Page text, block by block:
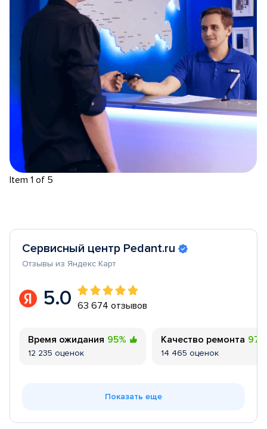
Item 1 of 5
Сервисный центр Pedant.ru
Отзывы из Яндекс Карт
5.0 63 674 отзывов
Время ожидания 95%
12 235 оценок
Качество ремонта 97%
14 465 оценок
Показать еще